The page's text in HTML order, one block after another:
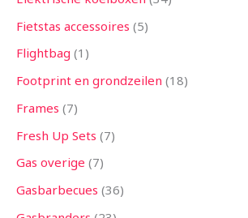
Fietstas accessoires 5
Flightbag 1
Footprint en grondzeilen 18
Frames 7
Fresh Up Sets 7
Gas overige 7
Gasbarbecues 36